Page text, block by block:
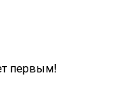
первым!